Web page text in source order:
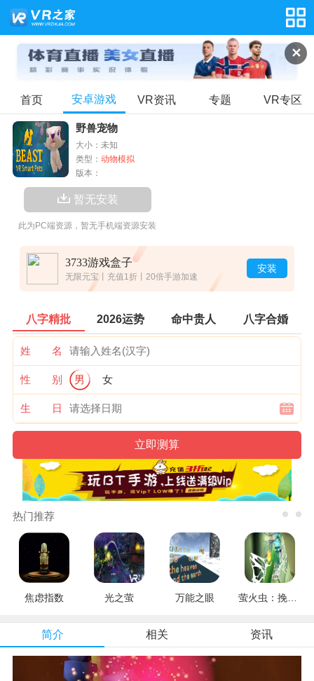
✕
首页 安卓游戏 VR资讯 专题 VR专区
野兽宠物
大小：未知
类型： 动物模拟
版本：
暂无安装
此为PC端资源，暂无手机端资源安装
3733游戏盒子
无限元宝丨充值1折丨20倍手游加速
安装
八字精批 2026运势 命中贵人 八字合婚
姓 名
性 别 男 女
生 日
热门推荐
焦虑指数 光之萤 万能之眼
简介 相关 资讯